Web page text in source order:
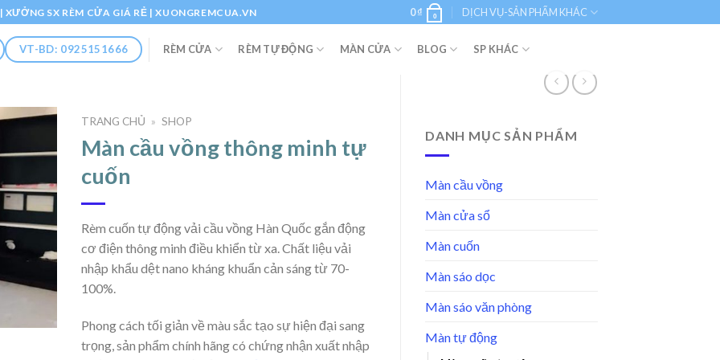
SX RÈM CỬA GIÁ RẺ | XUONGREMCUA.VN 0₫ 0 DỊCH VỤ-SẢN PHẨM KHÁC
VT-BD: 0925151666 RÈM CỬA RÈM TỰ ĐỘNG MÀN CỬA BLOG SP KHÁC
DANH MỤC SẢN PHẨM
Màn cầu vồng
Màn cửa sổ
Màn cuốn
Màn sáo dọc
Màn sáo văn phòng
Màn tự động
TRANG CHỦ » SHOP
Màn cầu vồng thông minh tự
cuốn
Rèm cuốn tự động vải cầu vồng Hàn Quốc gắn động
cơ điện thông minh điều khiển từ xa. Chất liệu vải
nhập khẩu dệt nano kháng khuẩn cản sáng từ 70-
100%.
Phong cách tối giản về màu sắc tạo sự hiện đại sang
trọng, sản phẩm chính hãng có chứng nhận xuất nhập